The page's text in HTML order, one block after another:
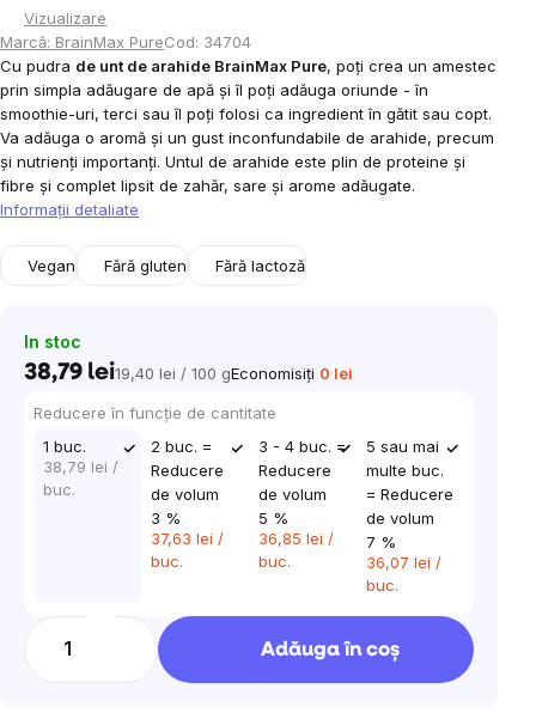
Vizualizare
Marcă: BrainMax PureCod: 34704
Cu pudra de unt de arahide BrainMax Pure, poți crea un amestec
prin simpla adăugare de apă și îl poți adăuga oriunde - în
smoothie-uri, terci sau îl poți folosi ca ingredient în gătit sau copt.
Va adăuga o aromă și un gust inconfundabile de arahide, precum
și nutrienți importanți. Untul de arahide este plin de proteine ​​și
fibre și complet lipsit de zahăr, sare și arome adăugate.
Informaţii detaliate
Vegan Fără gluten Fără lactoză
In stoc
38,79 leiEvaluare
preţ:
19,40 lei / 100 gEconomisiţi 0 lei
Adăuga în coş
Reducere în funcţie de cantitate
1 buc.
38,79 lei /
buc.
2 buc. =
Reducere
de volum
3 %
37,63 lei /
buc.
3 - 4 buc. =
Reducere
de volum
5 %
36,85 lei /
buc.
5 sau mai
multe buc.
= Reducere
de volum
7 %
36,07 lei /
buc.